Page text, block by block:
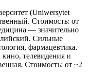
(Uniwersytet
Стоимость: от
— значительно
Сильные
фармацевтика.
телевидения и
Стоимость: от ~2